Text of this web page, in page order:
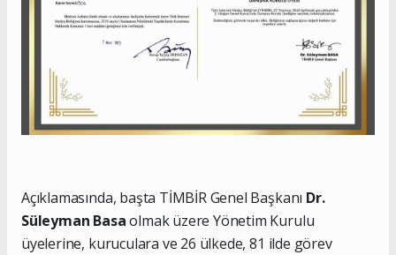
Açıklamasında, başta TİMBİR Genel Başkanı Dr.
Süleyman Basaolmak üzere Yönetim Kurulu
üyelerine, kuruculara ve 26 ülkede, 81 ilde görev